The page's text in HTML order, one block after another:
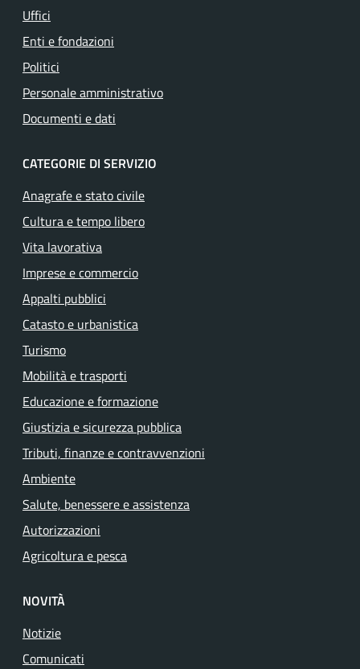
Uffici
Enti e fondazioni
Politici
Personale amministrativo
Documenti e dati
CATEGORIE DI SERVIZIO
Anagrafe e stato civile
Cultura e tempo libero
Vita lavorativa
Imprese e commercio
Appalti pubblici
Catasto e urbanistica
Turismo
Mobilità e trasporti
Educazione e formazione
Giustizia e sicurezza pubblica
Tributi, finanze e contravvenzioni
Ambiente
Salute, benessere e assistenza
Autorizzazioni
Agricoltura e pesca
NOVITÀ
Notizie
Comunicati